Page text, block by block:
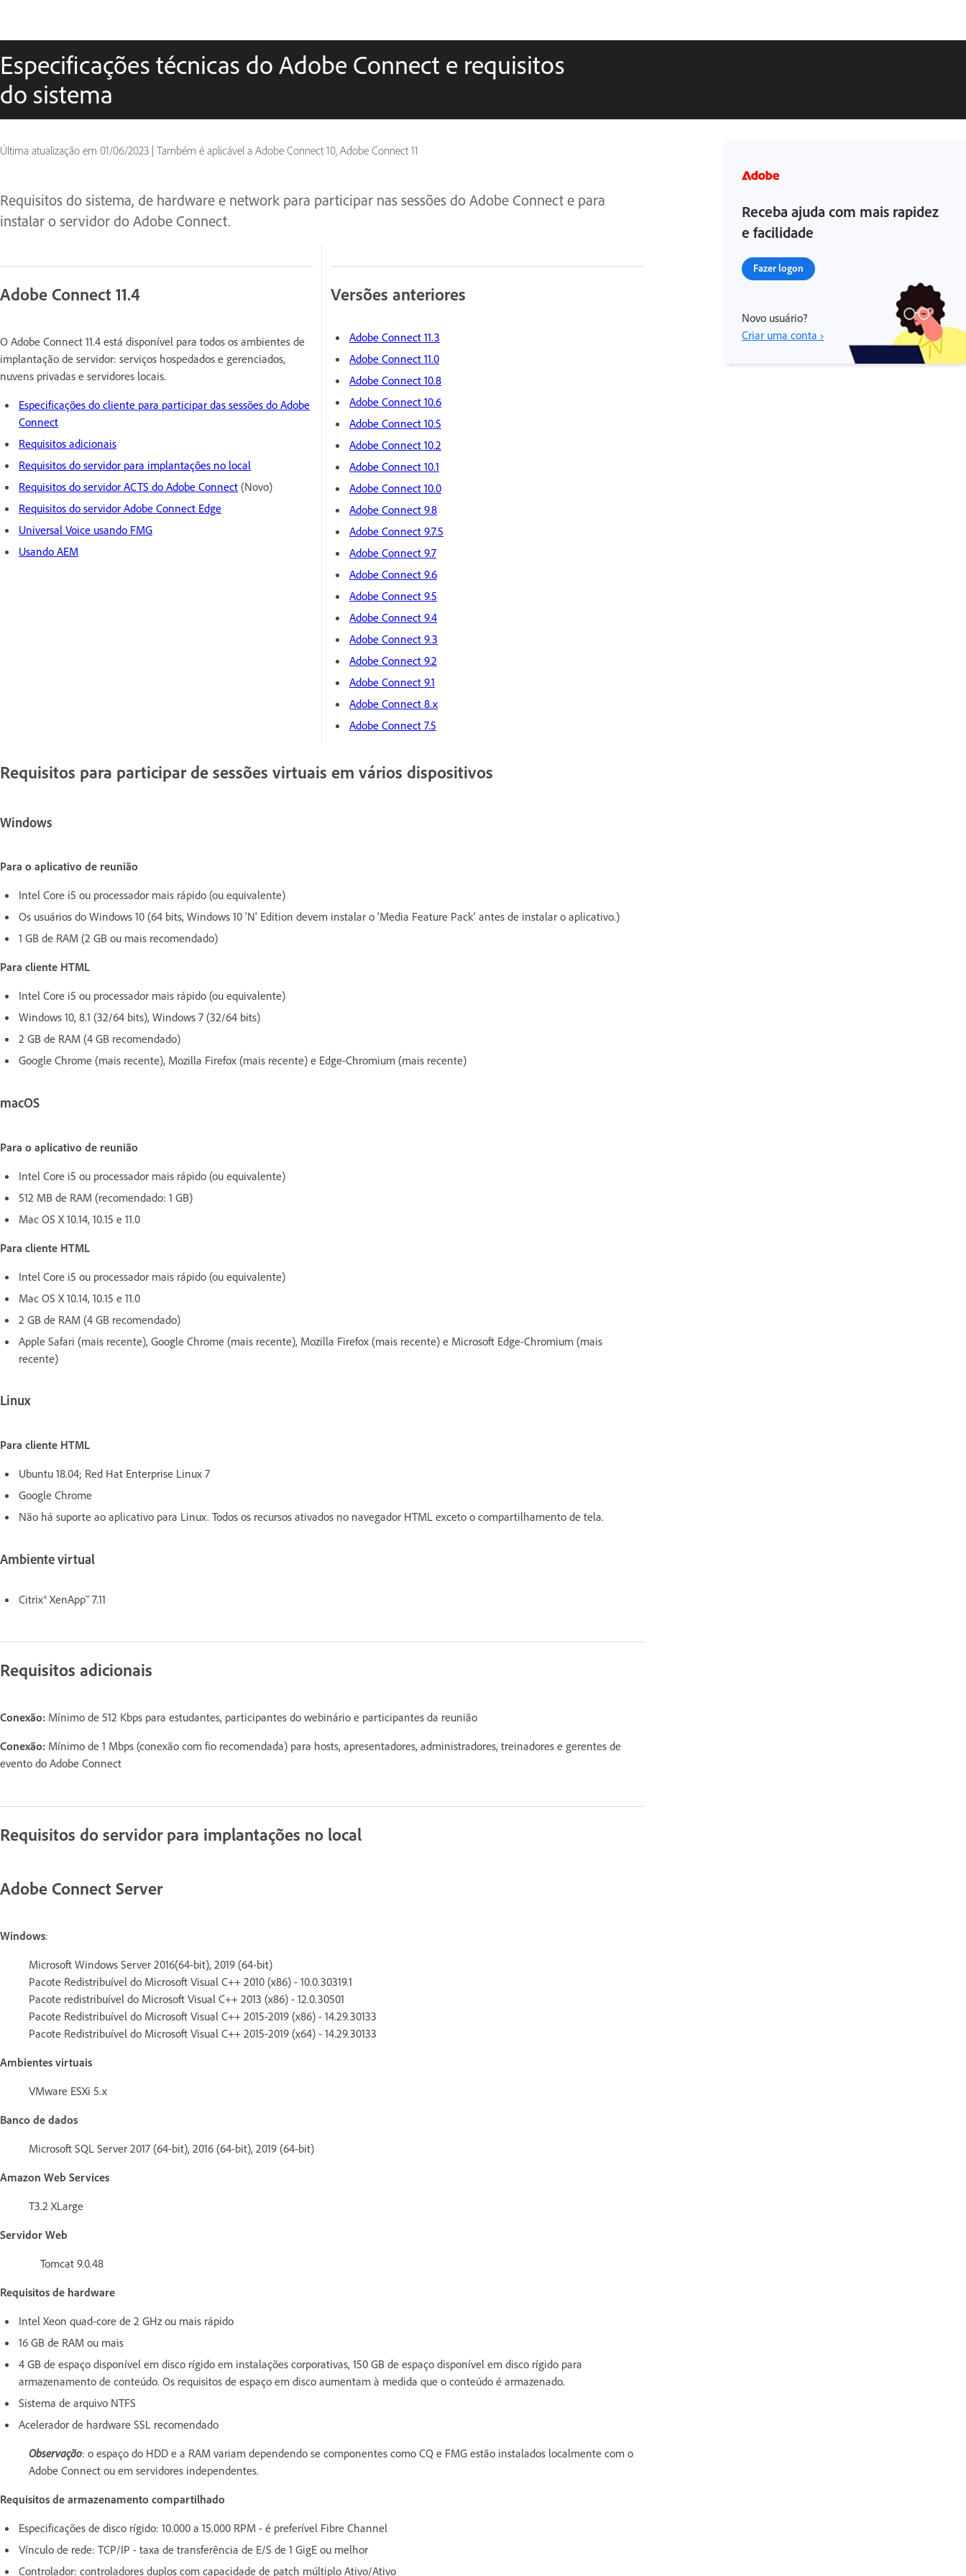
Especificações técnicas do Adobe Connect e requisitos
do sistema
Última atualização em 01/06/2023 | Também é aplicável a Adobe Connect 10, Adobe Connect 11
Requisitos do sistema, de hardware e network para participar nas sessões do Adobe Connect e para
instalar o servidor do Adobe Connect.
Adobe Connect 11.4
O Adobe Connect 11.4 está disponível para todos os ambientes de
implantação de servidor: serviços hospedados e gerenciados,
nuvens privadas e servidores locais.
Especificações do cliente para participar das sessões do Adobe
Connect
Requisitos adicionais
Requisitos do servidor para implantações no local
Requisitos do servidor ACTS do Adobe Connect (Novo)
Requisitos do servidor Adobe Connect Edge
Universal Voice usando FMG
Usando AEM
Versões anteriores
Adobe Connect 11.3
Adobe Connect 11.0
Adobe Connect 10.8
Adobe Connect 10.6
Adobe Connect 10.5
Adobe Connect 10.2
Adobe Connect 10.1
Adobe Connect 10.0
Adobe Connect 9.8
Adobe Connect 9.7.5
Adobe Connect 9.7
Adobe Connect 9.6
Adobe Connect 9.5
Adobe Connect 9.4
Adobe Connect 9.3
Adobe Connect 9.2
Adobe Connect 9.1
Adobe Connect 8.x
Adobe Connect 7.5
Requisitos para participar de sessões virtuais em vários dispositivos
Windows
Para o aplicativo de reunião
Intel Core i5 ou processador mais rápido (ou equivalente)
Os usuários do Windows 10 (64 bits, Windows 10 'N' Edition devem instalar o 'Media Feature Pack' antes de instalar o aplicativo.)
1 GB de RAM (2 GB ou mais recomendado)
Para cliente HTML
Intel Core i5 ou processador mais rápido (ou equivalente)
Windows 10, 8.1 (32/64 bits), Windows 7 (32/64 bits)
2 GB de RAM (4 GB recomendado)
Google Chrome (mais recente), Mozilla Firefox (mais recente) e Edge-Chromium (mais recente)
macOS
Para o aplicativo de reunião
Intel Core i5 ou processador mais rápido (ou equivalente)
512 MB de RAM (recomendado: 1 GB)
Mac OS X 10.14, 10.15 e 11.0
Para cliente HTML
Intel Core i5 ou processador mais rápido (ou equivalente)
Mac OS X 10.14, 10.15 e 11.0
2 GB de RAM (4 GB recomendado)
Apple Safari (mais recente), Google Chrome (mais recente), Mozilla Firefox (mais recente) e Microsoft Edge-Chromium (mais
recente)
Linux
Para cliente HTML
Ubuntu 18.04; Red Hat Enterprise Linux 7
Google Chrome
Não há suporte ao aplicativo para Linux. Todos os recursos ativados no navegador HTML exceto o compartilhamento de tela.
Ambiente virtual
Citrix® XenApp™ 7.11
Requisitos adicionais
Conexão: Mínimo de 512 Kbps para estudantes, participantes do webinário e participantes da reunião
Conexão: Mínimo de 1 Mbps (conexão com fio recomendada) para hosts, apresentadores, administradores, treinadores e gerentes de
evento do Adobe Connect
Requisitos do servidor para implantações no local
Adobe Connect Server
Windows:
Microsoft Windows Server 2016(64-bit), 2019 (64-bit)
Pacote Redistribuível do Microsoft Visual C++ 2010 (x86) - 10.0.30319.1
Pacote redistribuível do Microsoft Visual C++ 2013 (x86) - 12.0.30501
Pacote Redistribuível do Microsoft Visual C++ 2015-2019 (x86) - 14.29.30133
Pacote Redistribuível do Microsoft Visual C++ 2015-2019 (x64) - 14.29.30133
Ambientes virtuais
VMware ESXi 5.x
Banco de dados
Microsoft SQL Server 2017 (64-bit), 2016 (64-bit), 2019 (64-bit)
Amazon Web Services
T3.2 XLarge
Servidor Web
Tomcat 9.0.48
Requisitos de hardware
Intel Xeon quad-core de 2 GHz ou mais rápido
16 GB de RAM ou mais
4 GB de espaço disponível em disco rígido em instalações corporativas, 150 GB de espaço disponível em disco rígido para
armazenamento de conteúdo. Os requisitos de espaço em disco aumentam à medida que o conteúdo é armazenado.
Sistema de arquivo NTFS
Acelerador de hardware SSL recomendado
Observação: o espaço do HDD e a RAM variam dependendo se componentes como CQ e FMG estão instalados localmente com o
Adobe Connect ou em servidores independentes.
Requisitos de armazenamento compartilhado
Especificações de disco rígido: 10.000 a 15.000 RPM - é preferível Fibre Channel
Vínculo de rede: TCP/IP - taxa de transferência de E/S de 1 GigE ou melhor
Controlador: controladores duplos com capacidade de patch múltiplo Ativo/Ativo
Receba ajuda com mais rapidez
e facilidade
Fazer logon
Novo usuário?
Criar uma conta ›